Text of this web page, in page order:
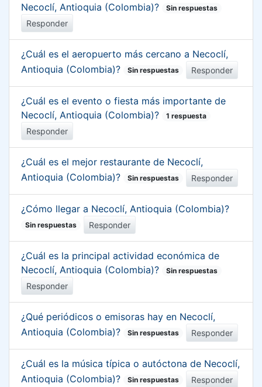
Necoclí, Antioquia (Colombia)?
Sin respuestas
Responder
¿Cuál es el aeropuerto más cercano a Necoclí,
Antioquia (Colombia)?
Sin respuestas Responder
¿Cuál es el evento o fiesta más importante de
Necoclí, Antioquia (Colombia)?
1 respuesta
Responder
¿Cuál es el mejor restaurante de Necoclí,
Antioquia (Colombia)?
Sin respuestas Responder
¿Cómo llegar a Necoclí, Antioquia (Colombia)?
Sin respuestas Responder
¿Cuál es la principal actividad económica de
Necoclí, Antioquia (Colombia)?
Sin respuestas
Responder
¿Qué periódicos o emisoras hay en Necoclí,
Antioquia (Colombia)?
Sin respuestas Responder
¿Cuál es la música típica o autóctona de Necoclí,
Antioquia (Colombia)?
Sin respuestas Responder